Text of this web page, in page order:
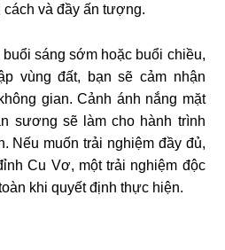
và đầy ấn tượng.
sáng sớm hoặc buổi chiều,
vùng đất, bạn sẽ cảm nhận
gian. Cảnh ánh nắng mặt
sương sẽ làm cho hành trình
Nếu muốn trải nghiệm đầy đủ,
Cu Vơ, một trải nghiệm độc
khi quyết định thực hiện.